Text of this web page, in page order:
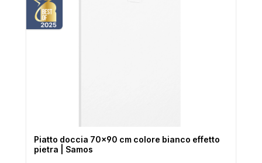
Piatto doccia 70x90 cm colore bianco effetto
pietra | Samos